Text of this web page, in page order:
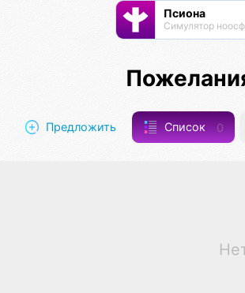
Псиона
Предложить Список 0